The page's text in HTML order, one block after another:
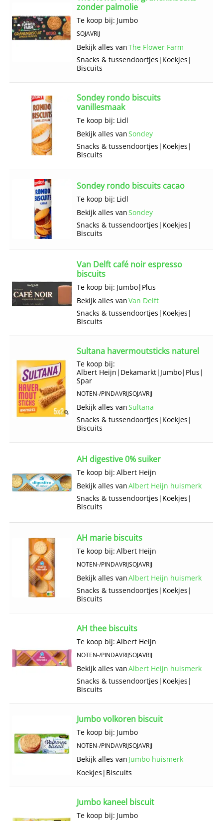
zonder palmolie
Te koop bij: Jumbo
SOJAVRIJ
Bekijk alles vanThe Flower Farm
Snacks & tussendoortjes | Koekjes |
Biscuits
Sondey rondo biscuits
vanillesmaak
Te koop bij: Lidl
Bekijk alles vanSondey
Snacks & tussendoortjes | Koekjes |
Biscuits
Sondey rondo biscuits cacao
Te koop bij: Lidl
Bekijk alles vanSondey
Snacks & tussendoortjes | Koekjes |
Biscuits
Van Delft café noir espresso
biscuits
Te koop bij: Jumbo| Plus
Bekijk alles vanVan Delft
Snacks & tussendoortjes | Koekjes |
Biscuits
Sultana havermoutsticks naturel
Te koop bij:
Albert Heijn | Dekamarkt| Jumbo| Plus |
Spar
NOTEN-/PINDAVRIJSOJAVRIJ
Bekijk alles vanSultana
Snacks & tussendoortjes | Koekjes |
Biscuits
AH digestive 0% suiker
Te koop bij: Albert Heijn
Bekijk alles vanAlbert Heijn huismerk
Snacks & tussendoortjes | Koekjes |
Biscuits
AH marie biscuits
Te koop bij: Albert Heijn
NOTEN-/PINDAVRIJSOJAVRIJ
Bekijk alles vanAlbert Heijn huismerk
Snacks & tussendoortjes | Koekjes |
Biscuits
AH thee biscuits
Te koop bij: Albert Heijn
NOTEN-/PINDAVRIJSOJAVRIJ
Bekijk alles vanAlbert Heijn huismerk
Snacks & tussendoortjes | Koekjes |
Biscuits
Jumbo volkoren biscuit
Te koop bij: Jumbo
NOTEN-/PINDAVRIJSOJAVRIJ
Bekijk alles van Jumbo huismerk
Koekjes | Biscuits
Jumbo kaneel biscuit
Te koop bij: Jumbo